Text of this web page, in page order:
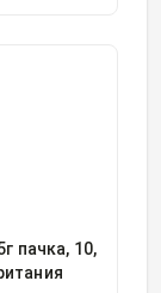
пачка, 10,